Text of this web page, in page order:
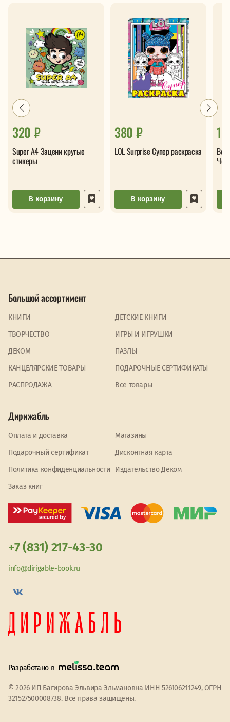
320 ₽
Super А4 Зацени крутые
стикеры
В корзину
380 ₽
LOL Surprise Супер раскраска
В корзину
Большой ассортимент
КНИГИ
ДЕТСКИЕ КНИГИ
ТВОРЧЕСТВО
ИГРЫ И ИГРУШКИ
ДЕКОМ
ПАЗЛЫ
КАНЦЕЛЯРСКИЕ ТОВАРЫ
ПОДАРОЧНЫЕ СЕРТИФИКАТЫ
PАСПРОДАЖА
Все товары
Дирижабль
Оплата и доставка
Магазины
Подарочный сертификат
Дисконтная карта
Политика конфиденциальности
Издательство Деком
Заказ книг
+7 (831) 217-43-30
info@dirigable-book.ru
Разработано в
© 2026 ИП Багирова Эльвира Эльмановна ИНН 526106211249, ОГРН
321527500008738. Все права защищены.